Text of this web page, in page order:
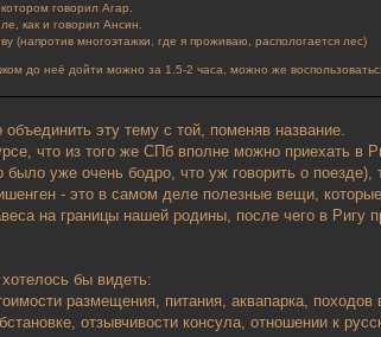
говорил Агар.
как и говорил Ансин.
(напротив многоэтажки, где я проживаю, распологается лес)
до неё дойти можно за 1.5-2 часа, можно же
эту тему с той, поменяв название.
что из того же СПб вполне можно приехать в
уже очень бодро, что уж говорить о
- это в самом деле полезные вещи,
на границы нашей родины, после чего в
бы видеть:
размещения, питания, аквапарка,
отзывчивости консула, отношении к